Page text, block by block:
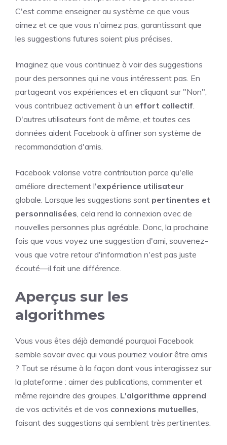
C'est comme enseigner au système ce que vous
aimez et ce que vous n'aimez pas, garantissant que
les suggestions futures soient plus précises.
Imaginez que vous continuez à voir des suggestions
pour des personnes qui ne vous intéressent pas. En
partageant vos expériences et en cliquant sur "Non",
vous contribuez activement à un effort collectif
D'autres utilisateurs font de même, et toutes ces
données aident Facebook à affiner son système de
recommandation d'amis.
Facebook valorise votre contribution parce qu'elle
améliore directement l'expérience utilisateur
globale. Lorsque les suggestions sont pertinentes et
personnalisées , cela rend la connexion avec de
nouvelles personnes plus agréable. Donc, la prochaine
fois que vous voyez une suggestion d'ami, souvenez-
vous que votre retour d'information n'est pas juste
écouté—il fait une différence.
Aperçus sur les
algorithmes
Vous vous êtes déjà demandé pourquoi Facebook
semble savoir avec qui vous pourriez vouloir être amis
? Tout se résume à la façon dont vous interagissez sur
la plateforme : aimer des publications, commenter et
même rejoindre des groupes. L'algorithme apprend
de vos activités et de vos connexions mutuelles
faisant des suggestions qui semblent très pertinentes.